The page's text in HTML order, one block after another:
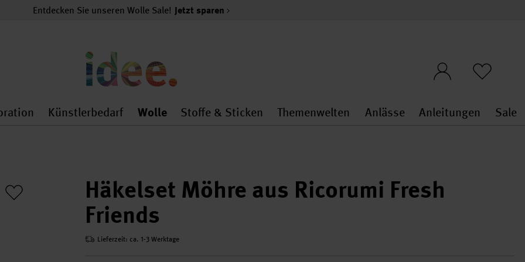
Entdecken Sie unseren Wolle Sale! Jetzt sparen
general.openMenu
Dekoration general.openMenu
Künstlerbedarf
Künstlerbedarf general.openMenu
Wolle
Wolle general.openMenu
Stoffe & Sticken
Stoffe & Sticken general.openMenu
Themenwelten
Themenwelten
Anlässe
Anlässe
Anleitungen Sale
Häkelset Möhre aus Ricorumi Fresh
Friends
Lieferzeit: ca. 1-3 Werktage